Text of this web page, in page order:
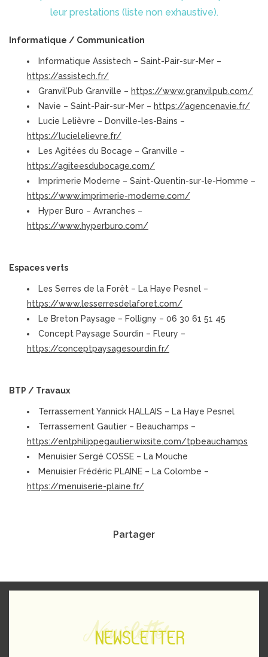
leur prestations (liste non exhaustive).
Informatique / Communication
Informatique Assistech – Saint-Pair-sur-Mer –
https://assistech.fr/
Granvil’Pub Granville – https://www.granvilpub.com/
Navie – Saint-Pair-sur-Mer – https://agencenavie.fr/
Lucie Lelièvre – Donville-les-Bains –
https://lucielelievre.fr/
Les Agitées du Bocage – Granville –
https://agiteesdubocage.com/
Imprimerie Moderne – Saint-Quentin-sur-le-Homme –
https://www.imprimerie-moderne.com/
Hyper Buro – Avranches –
https://www.hyperburo.com/
Espaces verts
Les Serres de la Forêt – La Haye Pesnel –
https://www.lesserresdelaforet.com/
Le Breton Paysage – Folligny – 06 30 61 51 45
Concept Paysage Sourdin – Fleury –
https://conceptpaysagesourdin.fr/
BTP / Travaux
Terrassement Yannick HALLAIS – La Haye Pesnel
Terrassement Gautier – Beauchamps –
https://entphilippegautier.wixsite.com/tpbeauchamps
Menuisier Sergé COSSE – La Mouche
Menuisier Frédéric PLAINE – La Colombe –
https://menuiserie-plaine.fr/
Partager
Newsletter
NEWSLETTER